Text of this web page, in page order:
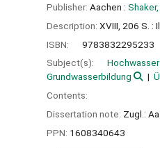
Publisher: Aachen : Shaker,
Description: XVIII, 206 S. :
ISBN:
9783832295233
Subject(s):
Hochwasser
Grundwasserbildung
Contents:
Dissertation note: Zugl.:
PPN: 1608340643